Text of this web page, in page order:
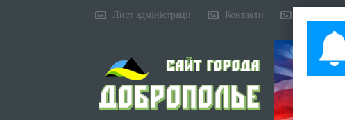
Лист адміністрації Контакти